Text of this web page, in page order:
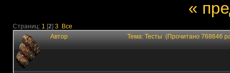
«
Страниц: 1 [2] 3 Все
Автор Тема: Тесты (Прочитано 768646